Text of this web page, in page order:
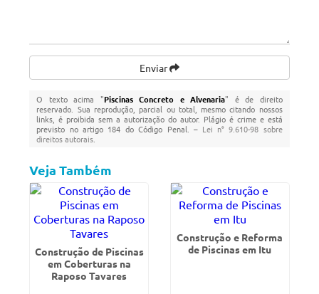
Enviar
O texto acima "Piscinas Concreto e Alvenaria" é de direito
reservado. Sua reprodução, parcial ou total, mesmo citando nossos
links, é proibida sem a autorização do autor. Plágio é crime e está
previsto no artigo 184 do Código Penal. – Lei n° 9.610-98 sobre
direitos autorais
Veja Também
Construção de Piscinas
em Coberturas na
Raposo Tavares
Construção e Reforma
de Piscinas em Itu